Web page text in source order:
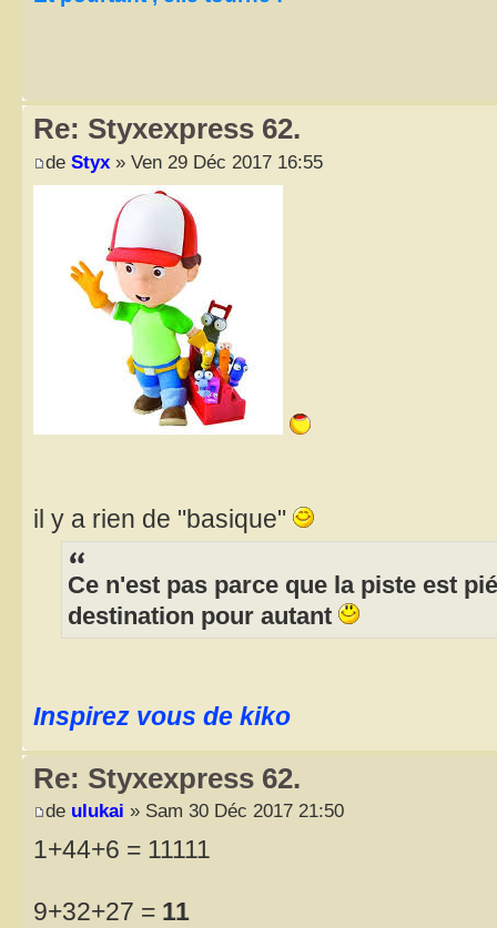
Re: Styxexpress 62.
de Styx » Ven 29 Déc 2017 16:55
il y a rien de "basique"
Ce n'est pas parce que la piste est
destination pour autant
Inspirez vous de kiko
Re: Styxexpress 62.
de ulukai » Sam 30 Déc 2017 21:50
1+44+6 = 11111
9+32+27 = 11